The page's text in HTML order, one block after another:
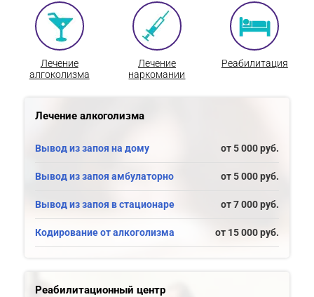
Лечение
алгоколизма
Лечение
наркомании
Реабилитация
Лечение алкоголизма
Вывод из запоя на дому от 5 000 руб.
Вывод из запоя амбулаторно от 5 000 руб.
Вывод из запоя в стационаре от 7 000 руб.
Кодирование от алкоголизма от 15 000 руб.
Реабилитационный центр